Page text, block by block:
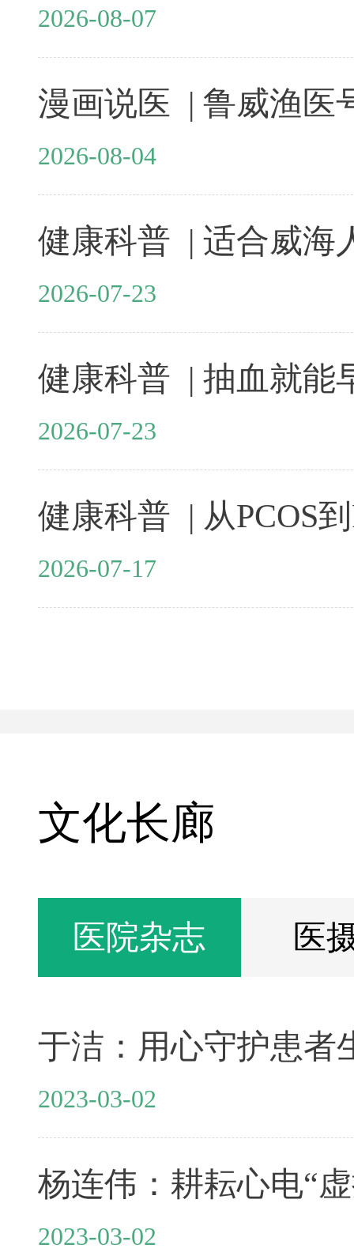
2026-08-07
2026-08-04
2026-07-23
2026-07-23
2026-07-17
文化长廊
医院杂志 医
于洁：用心守护患者
2023-03-02
杨连伟：耕耘心电“
2023-03-02